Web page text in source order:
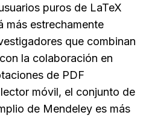
puros de LaTeX
más estrechamente
que combinan
la colaboración en
de PDF
móvil, el conjunto de
de Mendeley es más